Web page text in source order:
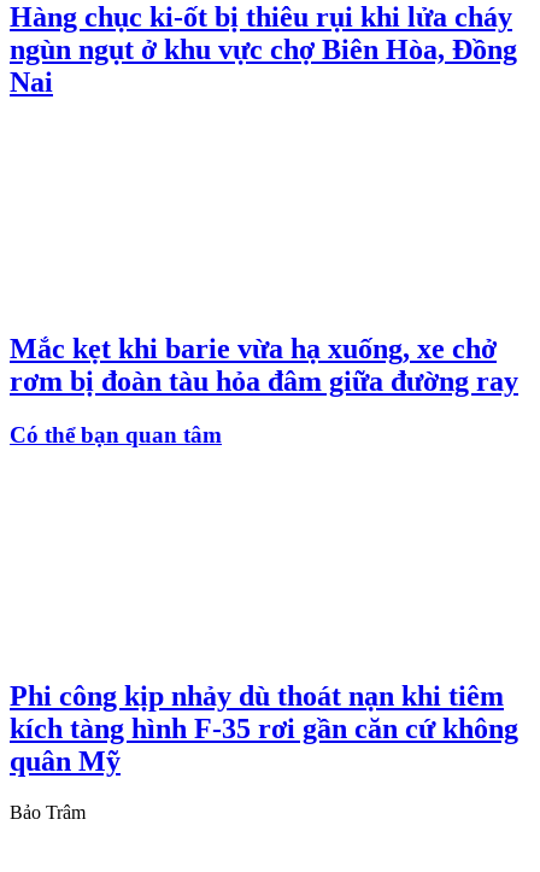
Hàng chục ki-ốt bị thiêu rụi khi lửa cháy
ngùn ngụt ở khu vực chợ Biên Hòa, Đồng
Nai
Mắc kẹt khi barie vừa hạ xuống, xe chở
rơm bị đoàn tàu hỏa đâm giữa đường ray
Có thể bạn quan tâm
Phi công kịp nhảy dù thoát nạn khi tiêm
kích tàng hình F-35 rơi gần căn cứ không
quân Mỹ
Bảo Trâm